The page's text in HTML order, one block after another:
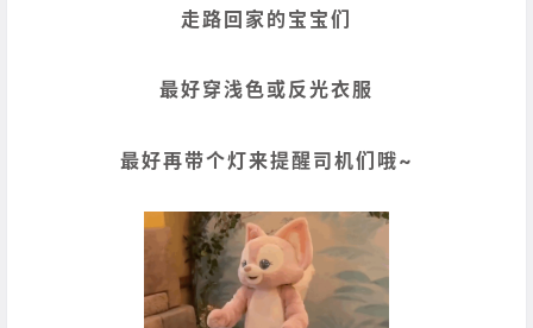
走路回家的宝宝们
最好穿浅色或反光衣服
最好再带个灯来提醒司机们哦~